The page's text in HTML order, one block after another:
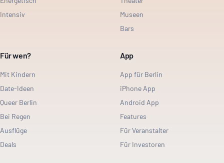
Intensiv
Museen
Bars
Für wen?
Mit Kindern
Date-Ideen
Queer Berlin
Bei Regen
Ausflüge
Deals
App
App für Berlin
iPhone App
Android App
Features
Für Veranstalter
Für Investoren